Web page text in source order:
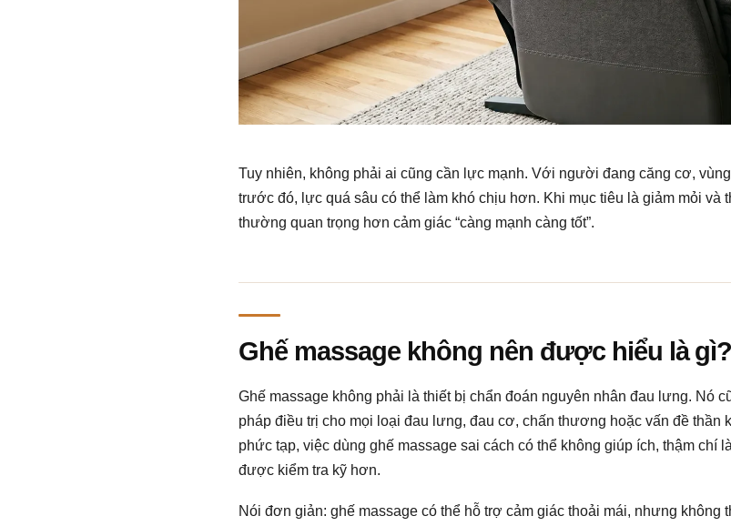
Tuy nhiên, không phải ai cũng cần lực mạnh. Với người đang căng cơ,
trước đó, lực quá sâu có thể làm khó chịu hơn. Khi mục tiêu là giảm mỏi và
thường quan trọng hơn cảm giác “càng mạnh càng tốt”.
Ghế massage không nên được hiểu là gì?
Ghế massage không phải là thiết bị chẩn đoán nguyên nhân đau lưng. Nó
pháp điều trị cho mọi loại đau lưng, đau cơ, chấn thương hoặc vấn đề thần
phức tạp, việc dùng ghế massage sai cách có thể không giúp ích, thậm chí
được kiểm tra kỹ hơn.
Nói đơn giản: ghế massage có thể hỗ trợ cảm giác thoải mái, nhưng không